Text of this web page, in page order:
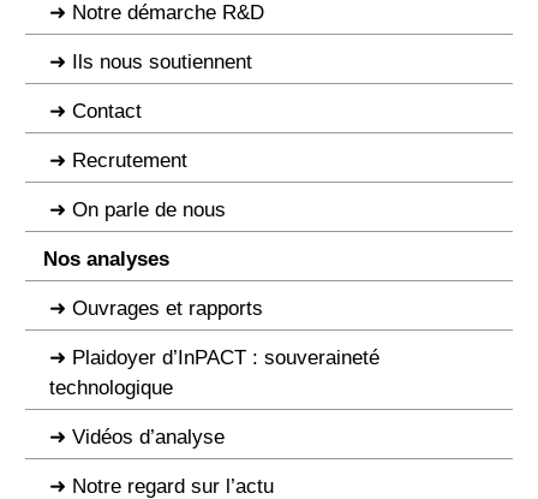
Notre démarche R&D
Ils nous soutiennent
Contact
Recrutement
On parle de nous
Nos analyses
Ouvrages et rapports
Plaidoyer d’InPACT : souveraineté
technologique
Vidéos d’analyse
Notre regard sur l’actu